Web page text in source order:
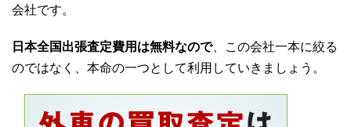
会社です。
日本全国出張査定費用は無料なので、この会社一本に絞る
のではなく、本命の一つとして利用していきましょう。